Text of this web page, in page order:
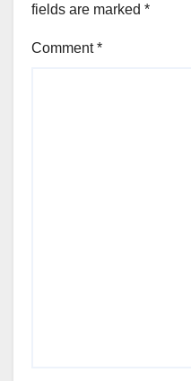
fields are marked *
Comment*